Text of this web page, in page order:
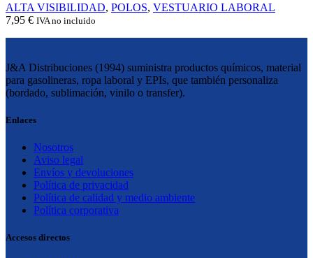
ALTA VISIBILIDAD, POLOS, VESTUARIO LABORAL
7,95 € IVA no incluido
J&A Distribuciones (1994) suministra productos químicos, material
para gasolineras, ropa laboral y EPIs, que también personaliza
(bordado, sublimación, vinilo o transfer).
Enlaces
Nosotros
Aviso legal
Envíos y devoluciones
Política de privacidad
Política de calidad y medio ambiente
Política corporativa
Accesos directos